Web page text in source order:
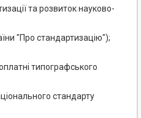
та розвиток науково-
"Про стандартизацію");
типографського
стандарту